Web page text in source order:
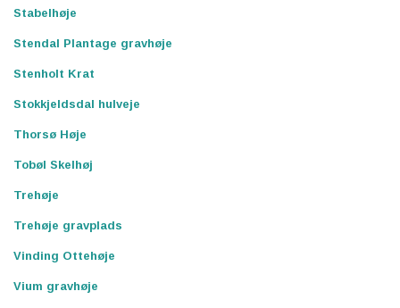
Stabelhøje
Stendal Plantage gravhøje
Stenholt Krat
Stokkjeldsdal hulveje
Thorsø Høje
Tobøl Skelhøj
Trehøje
Trehøje gravplads
Vinding Ottehøje
Vium gravhøje